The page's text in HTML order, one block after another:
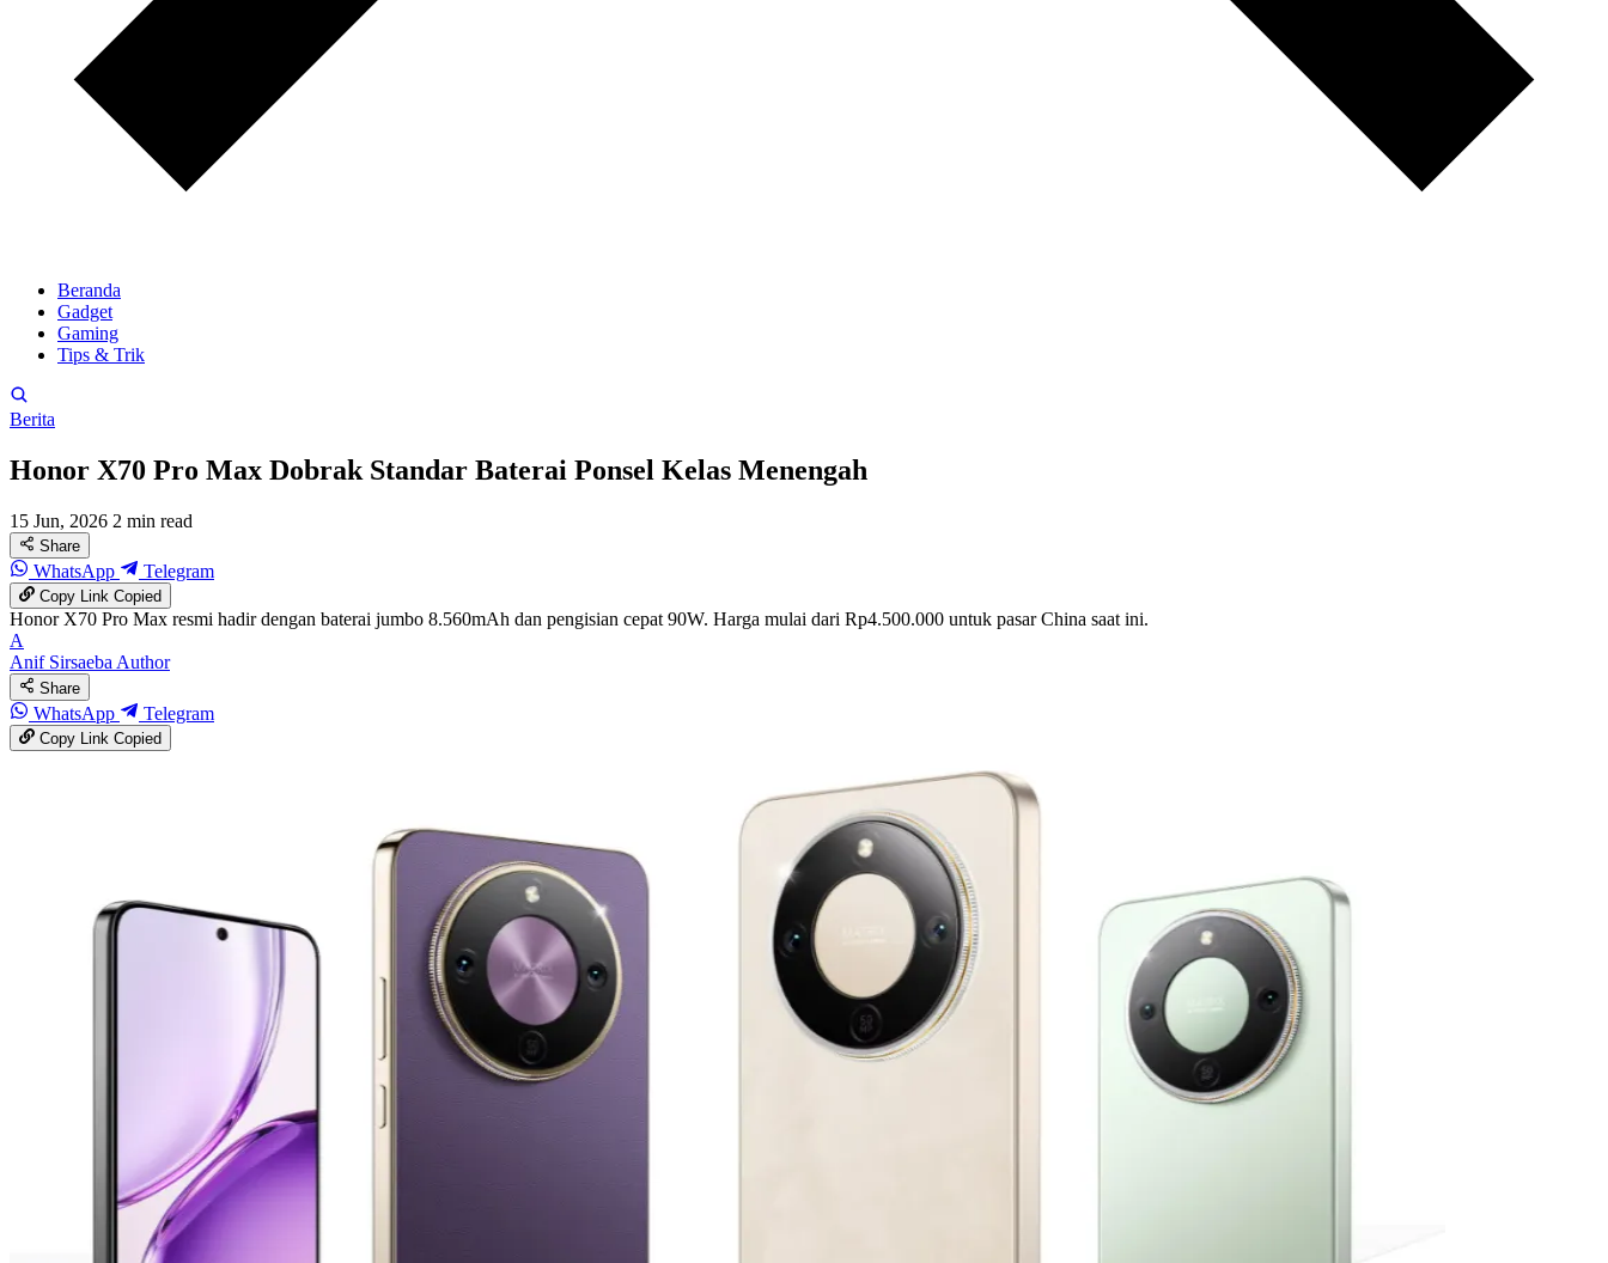
Beranda
Gadget
Gaming
Tips & Trik
Berita
Honor X70 Pro Max Dobrak Standar Baterai Ponsel Kelas Menengah
15 Jun, 2026 2 min read
Share
WhatsApp Telegram
Copy LinkCopied
Honor X70 Pro Max resmi hadir dengan baterai jumbo 8.560mAh dan pengisian cepat 90W. Harga mulai dari Rp4.500.000 untuk pasar China saat ini.
A
Anif SirsaebaAuthor
Share
WhatsApp Telegram
Copy LinkCopied